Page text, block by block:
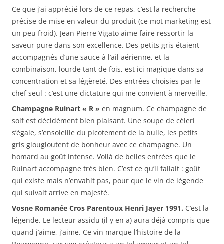
Ce que j’ai apprécié lors de ce repas, c’est la recherche
précise de mise en valeur du produit (ce mot marketing est
un peu froid). Jean Pierre Vigato aime faire ressortir la
saveur pure dans son excellence. Des petits gris étaient
accompagnés d’une sauce à l’ail aérienne, et la
combinaison, lourde tant de fois, est ici magique dans sa
concentration et sa légèreté. Des entrées choisies par le
chef seul : c’est une dictature qui me convient à merveille.
Champagne Ruinart « R » en magnum. Ce champagne de
soif est décidément bien plaisant. Une soupe de céleri
s’égaie, s’ensoleille du picotement de la bulle, les petits
gris glougloutent de bonheur avec ce champagne. Un
homard au goût intense. Voilà de belles entrées que le
Ruinart accompagne très bien. C’est ce qu’il fallait : goût
qui existe mais n’envahit pas, pour que le vin de légende
qui suivait arrive en majesté.
Vosne Romanée Cros Parentoux Henri Jayer 1991. C’est la
légende. Le lecteur assidu (il y en a) aura déjà compris que
quand j’aime, j’aime. Ce vin marque l’histoire de la